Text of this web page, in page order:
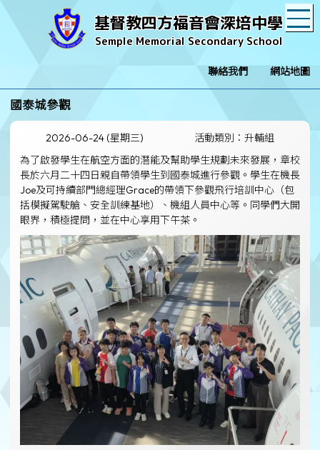
基督教四方福音會深培中學
Semple Memorial Secondary School
聯絡我們 網站地圖
國泰城參觀
2026-06-24 (星期三)
活動類別：升輔組
為了啟發學生在航空方面的潛能及幫助學生規劃未來發展，章校
長於六月二十四日親自帶領學生到國泰城進行參觀。學生在機長
Joe及可持續部門總經理Grace的帶領下參觀飛行培訓中心（包
括模擬駕駛艙、安全訓練基地）、機組人員中心等。同學們大開
眼界，積極提問，並在中心享用下午茶。